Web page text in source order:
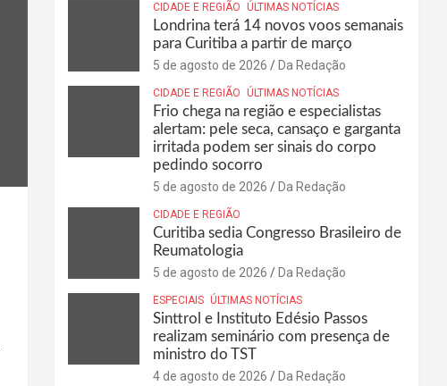
CIDADE E REGIÃO ÚLTIMAS NOTÍCIAS
Londrina terá 14 novos voos semanais
para Curitiba a partir de março
5 de agosto de 2026 Da Redação
CIDADE E REGIÃO ÚLTIMAS NOTÍCIAS
Frio chega na região e especialistas
alertam: pele seca, cansaço e garganta
irritada podem ser sinais do corpo
pedindo socorro
5 de agosto de 2026 Da Redação
CIDADE E REGIÃO
Curitiba sedia Congresso Brasileiro de
Reumatologia
5 de agosto de 2026 Da Redação
ESPECIAIS ÚLTIMAS NOTÍCIAS
Sinttrol e Instituto Edésio Passos
realizam seminário com presença de
ministro do TST
4 de agosto de 2026 Da Redação